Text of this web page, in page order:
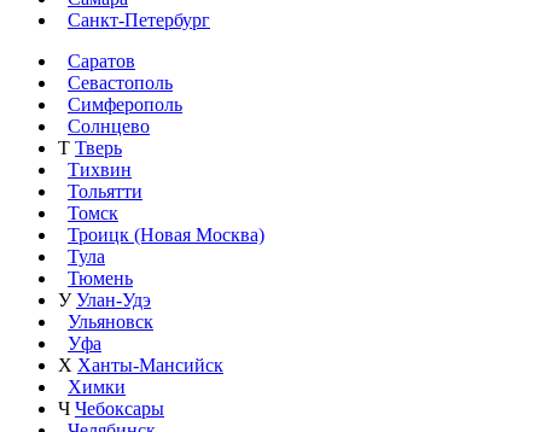
Санкт-Петербург
Саратов
Севастополь
Симферополь
Солнцево
Т Тверь
Тихвин
Тольятти
Томск
Троицк (Новая Москва)
Тула
Тюмень
У Улан-Удэ
Ульяновск
Уфа
Х Ханты-Мансийск
Химки
Ч Чебоксары